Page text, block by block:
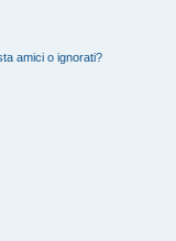
amici o ignorati?